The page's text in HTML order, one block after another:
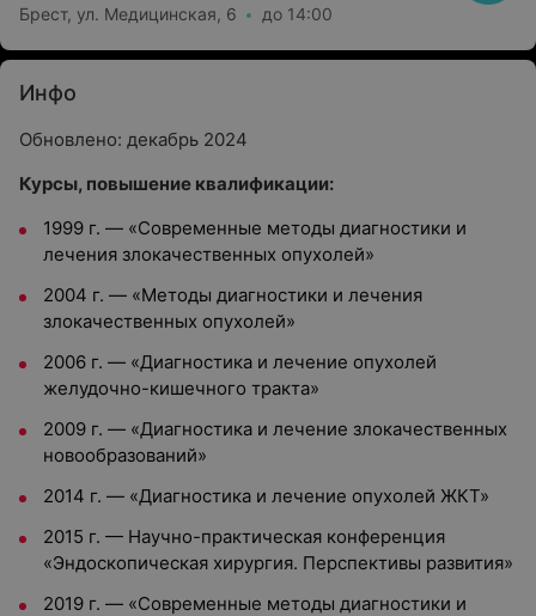
Брест, ул. Медицинская, 6 до 14:00
Инфо
Обновлено: декабрь 2024
Курсы, повышение квалификации:
1999 г. — «Современные методы диагностики и
лечения злокачественных опухолей»
2004 г. — «Методы диагностики и лечения
злокачественных опухолей»
2006 г. — «Диагностика и лечение опухолей
желудочно-кишечного тракта»
2009 г. — «Диагностика и лечение злокачественных
новообразований»
2014 г. — «Диагностика и лечение опухолей ЖКТ»
2015 г. — Научно-практическая конференция
«Эндоскопическая хирургия. Перспективы развития»
2019 г. — «Современные методы диагностики и